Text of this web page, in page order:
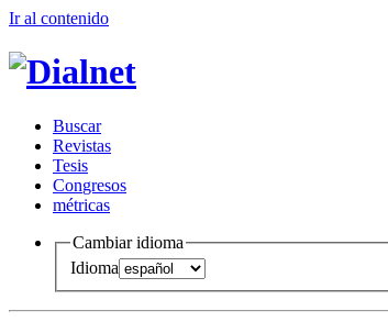
Ir al contenido
Buscar
Revistas
Tesis
Congresos
métricas
Cambiar idioma
Idioma